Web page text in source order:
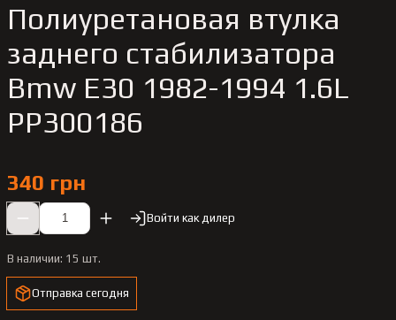
Полиуретановая втулка
заднего стабилизатора
Bmw E30 1982-1994 1.6L
PP300186
340 грн
Войти как дилер
В наличии: 15 шт.
Отправка сегодня